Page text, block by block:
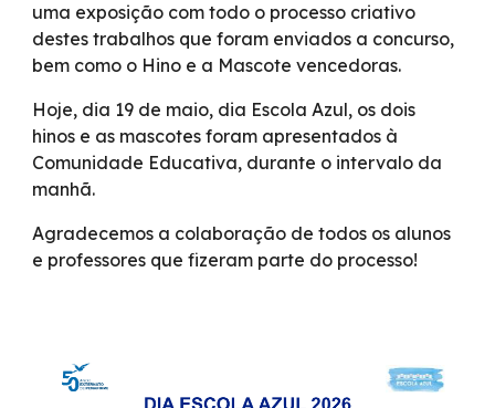
uma exposição com todo o processo criativo
destes trabalhos que foram enviados a concurso,
bem como o Hino e a Mascote vencedoras.
Hoje, dia 19 de maio, dia Escola Azul, os dois
hinos e as mascotes foram apresentados à
Comunidade Educativa, durante o intervalo da
manhã.
Agradecemos a colaboração de todos os alunos
e professores que fizeram parte do processo!